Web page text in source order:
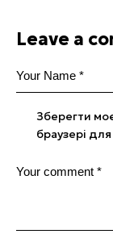
Leave a
Зберегти
браузері